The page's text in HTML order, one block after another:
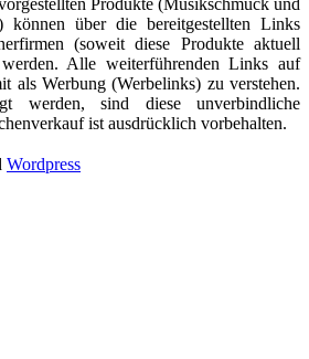
können über die bereitgestellten Links
(soweit diese Produkte aktuell
Alle weiterführenden Links auf
als Werbung (Werbelinks) zu verstehen.
werden, sind diese unverbindliche
ist ausdrücklich vorbehalten.
Wordpress